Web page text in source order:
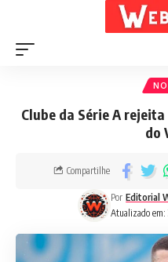
Clube da Série A
do
Atualizado em:
Por Editorial
Compartilhe